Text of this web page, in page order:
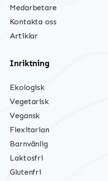
Medarbetare
Kontakta oss
Artiklar
Inriktning
Ekologisk
Vegetarisk
Vegansk
Flexitarian
Barnvänlig
Laktosfri
Glutenfri